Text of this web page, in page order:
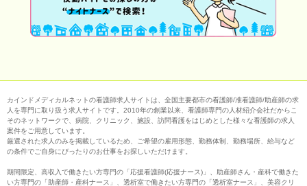
カインドメディカルネットの看護師求人サイトは、全国主要都市の看護師/准看護師/助産師の求
人を専門に取り扱う求人サイトです。2010年の創業以来、看護師専門の人材紹介会社だからこ
そのネットワークで、病院、クリニック、施設、訪問看護をはじめとした様々な看護師の求人
案件をご用意しています。
厳選された求人のみを掲載しているため、ご希望の雇用形態、勤務体制、勤務場所、給与など
の条件でご自身にぴったりのお仕事をお探しいただけます。
期間限定、高収入で働きたい方専門の「応援看護師(応援ナース)」、助産師さん・産科で働きた
い方専門の「助産師・産科ナース」、透析室で働きたい方専門の「透析室ナース」、美容クリ